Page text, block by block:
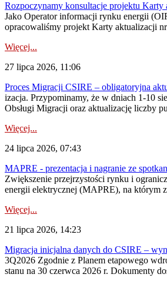
Rozpoczynamy konsultacje projektu
Jako Operator informacji rynku energii
opracowaliśmy projekt Karty aktualizacji
Więcej...
27 lipca 2026, 11:06
Proces Migracji CSIRE – obligatoryjna
izacja. Przypominamy, że w dniach 1-10
Obsługi Migracji oraz aktualizację liczby
Więcej...
24 lipca 2026, 07:43
MAPRE - prezentacja i nagranie ze
Zwiększenie przejrzystości rynku i
energii elektrycznej (MAPRE), na którym
Więcej...
21 lipca 2026, 14:23
Migracja inicjalna danych do CSIRE –
3Q2026 Zgodnie z Planem etapowego
stanu na 30 czerwca 2026 r. Dokumenty